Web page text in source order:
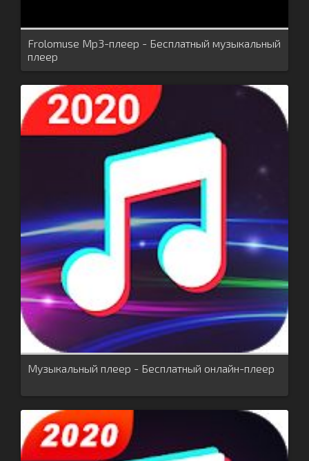
Frolomuse Mp3-плеер - Бесплатный музыкальный
плеер
Музыкальный плеер - Бесплатный онлайн-плеер